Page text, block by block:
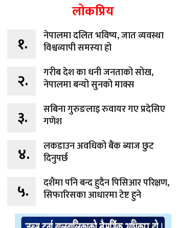
लोकप्रिय
१.
नेपालमा दलित भविष्य, जात व्यवस्था
विश्वव्यापी समस्या हो
२.
गरीब देश का धनी जनताको सोख,
नेपालमा बन्यो सुनको माक्स
३.
सबिना गुरुङलाइ रुवायर गए प्रदेसिए
गणेश
४.
लकडाउन अवधिको बैंक ब्याज छुट
दिनुपर्छ
५.
दशैंमा पनि बन्द हुदैन पिसिआर परिक्षण,
सिफारिसका आधारमा टेष्ट हुने